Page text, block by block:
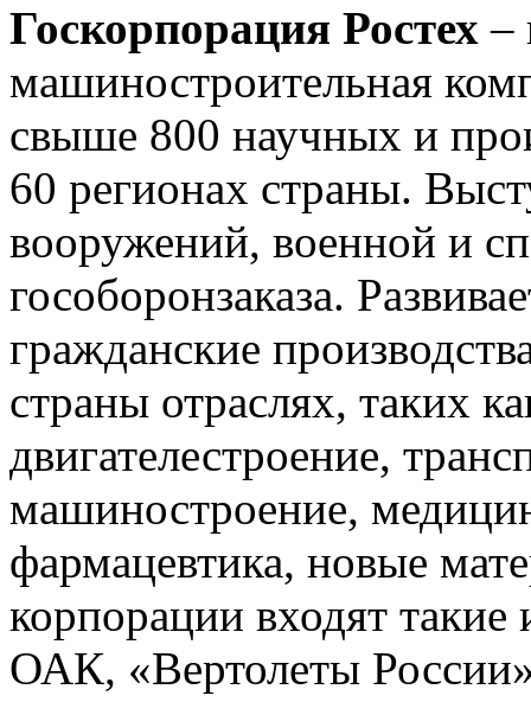
Госкорпорация Ростех–
машиностроительная
свыше 800 научных и
60 регионах страны.
вооружений, военной и
гособоронзаказа.
гражданские
страны отраслях, таких
двигателестроение,
машиностроение,
фармацевтика, новые
корпорации входят
ОАК, «Вертолеты